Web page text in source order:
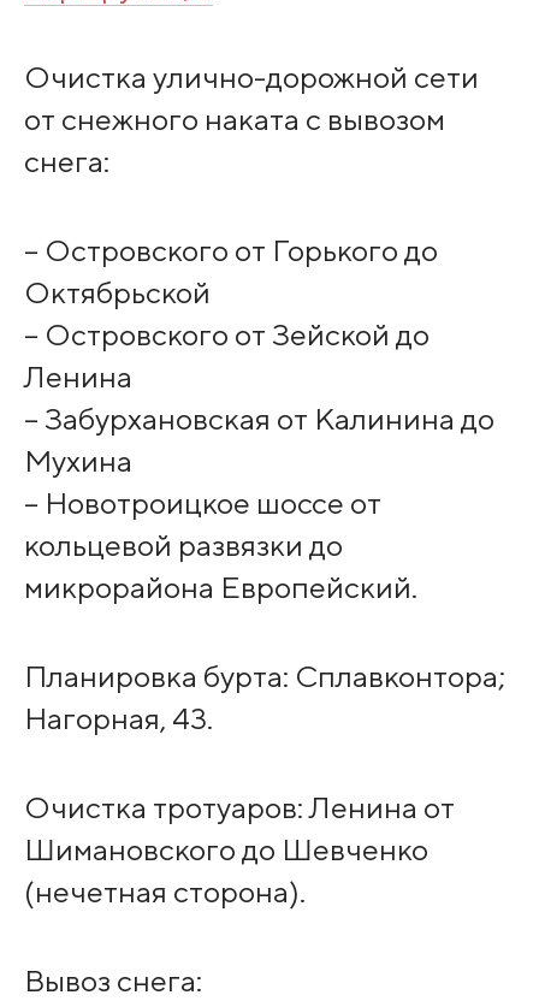
Очистка улично-дорожной сети
от снежного наката с вывозом
снега:
– Островского от Горького до
Октябрьской
– Островского от Зейской до
Ленина
– Забурхановская от Калинина до
Мухина
– Новотроицкое шоссе от
кольцевой развязки до
микрорайона Европейский.
Планировка бурта: Сплавконтора;
Нагорная, 43.
Очистка тротуаров: Ленина от
Шимановского до Шевченко
(нечетная сторона).
Вывоз снега: